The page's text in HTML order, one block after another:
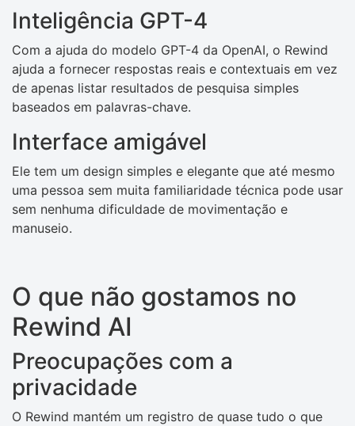
Inteligência GPT-4
Com a ajuda do modelo GPT-4 da OpenAI, o Rewind
ajuda a fornecer respostas reais e contextuais em vez
de apenas listar resultados de pesquisa simples
baseados em palavras-chave.
Interface amigável
Ele tem um design simples e elegante que até mesmo
uma pessoa sem muita familiaridade técnica pode usar
sem nenhuma dificuldade de movimentação e
manuseio.
O que não gostamos no
Rewind AI
Preocupações com a
privacidade
O Rewind mantém um registro de quase tudo o que